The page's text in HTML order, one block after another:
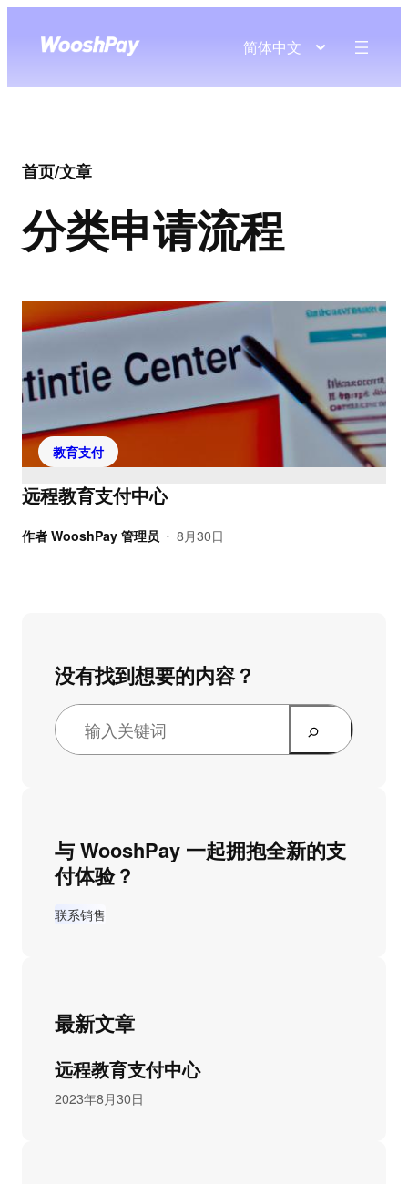
简体中文
首页/文章
分类申请流程
教育支付
远程教育支付中心
作者 WooshPay 管理员 • 8月30日
没有找到想要的内容？
与 WooshPay 一起拥抱全新的支
付体验？
联系销售
最新文章
远程教育支付中心
2023年8月30日